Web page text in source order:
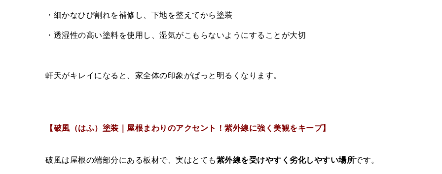
・細かなひび割れを補修し、下地を整えてから塗装
・透湿性の高い塗料を使用し、湿気がこもらないようにすることが大切
軒天がキレイになると、家全体の印象がぱっと明るくなります。
【破風（はふ）塗装｜屋根まわりのアクセント！紫外線に強く美観をキープ】
破風は屋根の端部分にある板材で、実はとても紫外線を受けやすく劣化しやすい場所です。